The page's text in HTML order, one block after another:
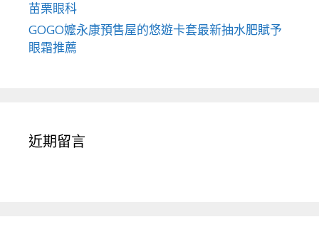
苗栗眼科
GOGO嬤永康預售屋的悠遊卡套最新抽水肥賦予
眼霜推薦
近期留言